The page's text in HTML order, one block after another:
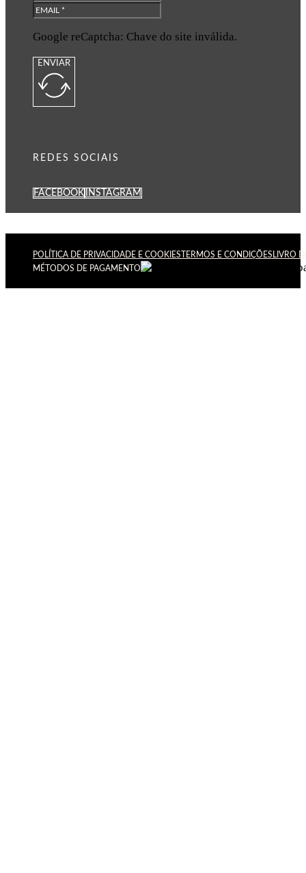
Google reCaptcha: Chave do site inválida.
ENVIAR
REDES SOCIAIS
FACEBOOK INSTAGRAM
POLÍTICA DE PRIVACIDADE E COOKIES TERMOS E CONDIÇÕES LIVRO
MÉTODOS DE PAGAMENTO